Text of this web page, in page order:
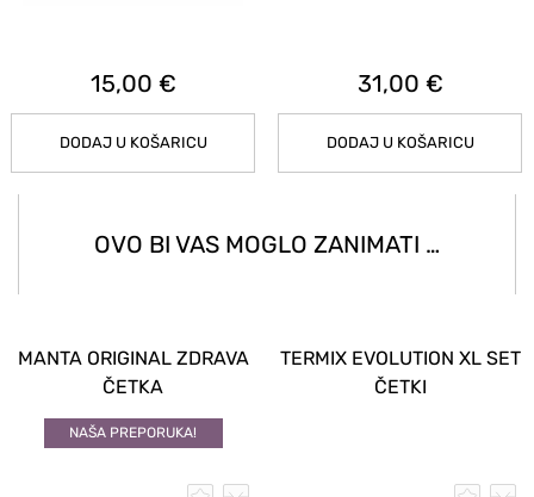
15,00 €
DODAJ U KOŠARICU
31,00 €
DODAJ U KOŠARICU
OVO BI VAS MOGLO ZANIMATI …
MANTA ORIGINAL ZDRAVA
ČETKA
NAŠA PREPORUKA!
TERMIX EVOLUTION XL SET
ČETKI